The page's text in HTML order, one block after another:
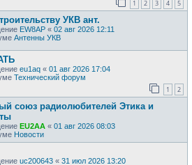
1 2 3 4 5
УКВ ант.
EW8AP « 02 авг 2026 12:11
Антенны УКВ
eu1aq « 01 авг 2026 17:04
Технический форум
1 2
союз радиолюбителей Этика и
EU2AA « 01 авг 2026 08:03
Новости
uc200643 « 31 июл 2026 13:20